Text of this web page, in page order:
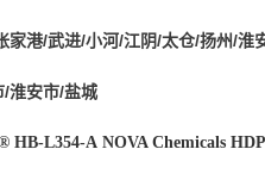
家港/武进/小河/江阴/太仓/扬州/
淮安市/盐城
HB-L354-A NOVA Chemicals